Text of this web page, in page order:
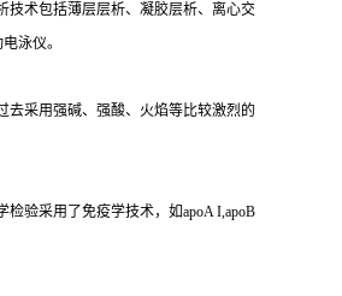
技术包括薄层层析、凝胶层析、离心交
泳仪。
去采用强碱、强酸、火焰等比较激烈的
验采用了免疫学技术，如apoA I,apoB